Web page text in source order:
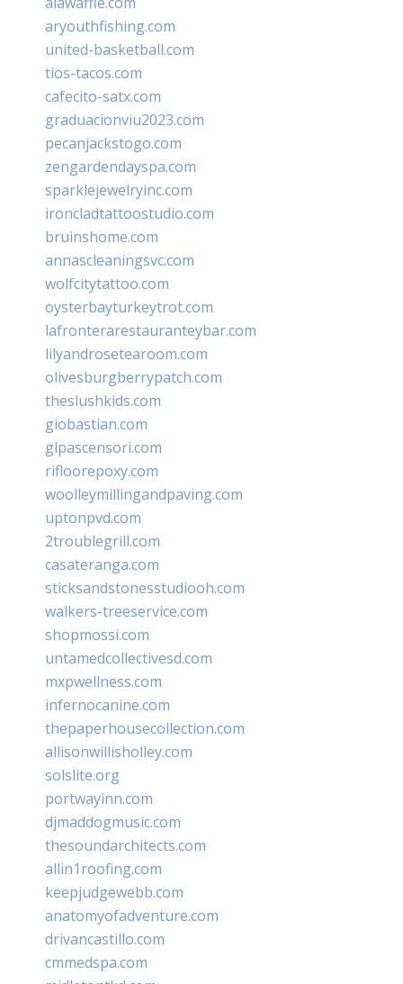
aryouthfishing.com
united-basketball.com
tios-tacos.com
cafecito-satx.com
graduacionviu2023.com
pecanjackstogo.com
zengardendayspa.com
sparklejewelryinc.com
ironcladtattoostudio.com
bruinshome.com
annascleaningsvc.com
wolfcitytattoo.com
oysterbayturkeytrot.com
lafronterarestauranteybar.com
lilyandrosetearoom.com
olivesburgberrypatch.com
theslushkids.com
giobastian.com
glpascensori.com
rifloorepoxy.com
woolleymillingandpaving.com
uptonpvd.com
2troublegrill.com
casateranga.com
sticksandstonesstudiooh.com
walkers-treeservice.com
shopmossi.com
untamedcollectivesd.com
mxpwellness.com
infernocanine.com
thepaperhousecollection.com
allisonwillisholley.com
solslite.org
portwayinn.com
djmaddogmusic.com
thesoundarchitects.com
allin1roofing.com
keepjudgewebb.com
anatomyofadventure.com
drivancastillo.com
cmmedspa.com